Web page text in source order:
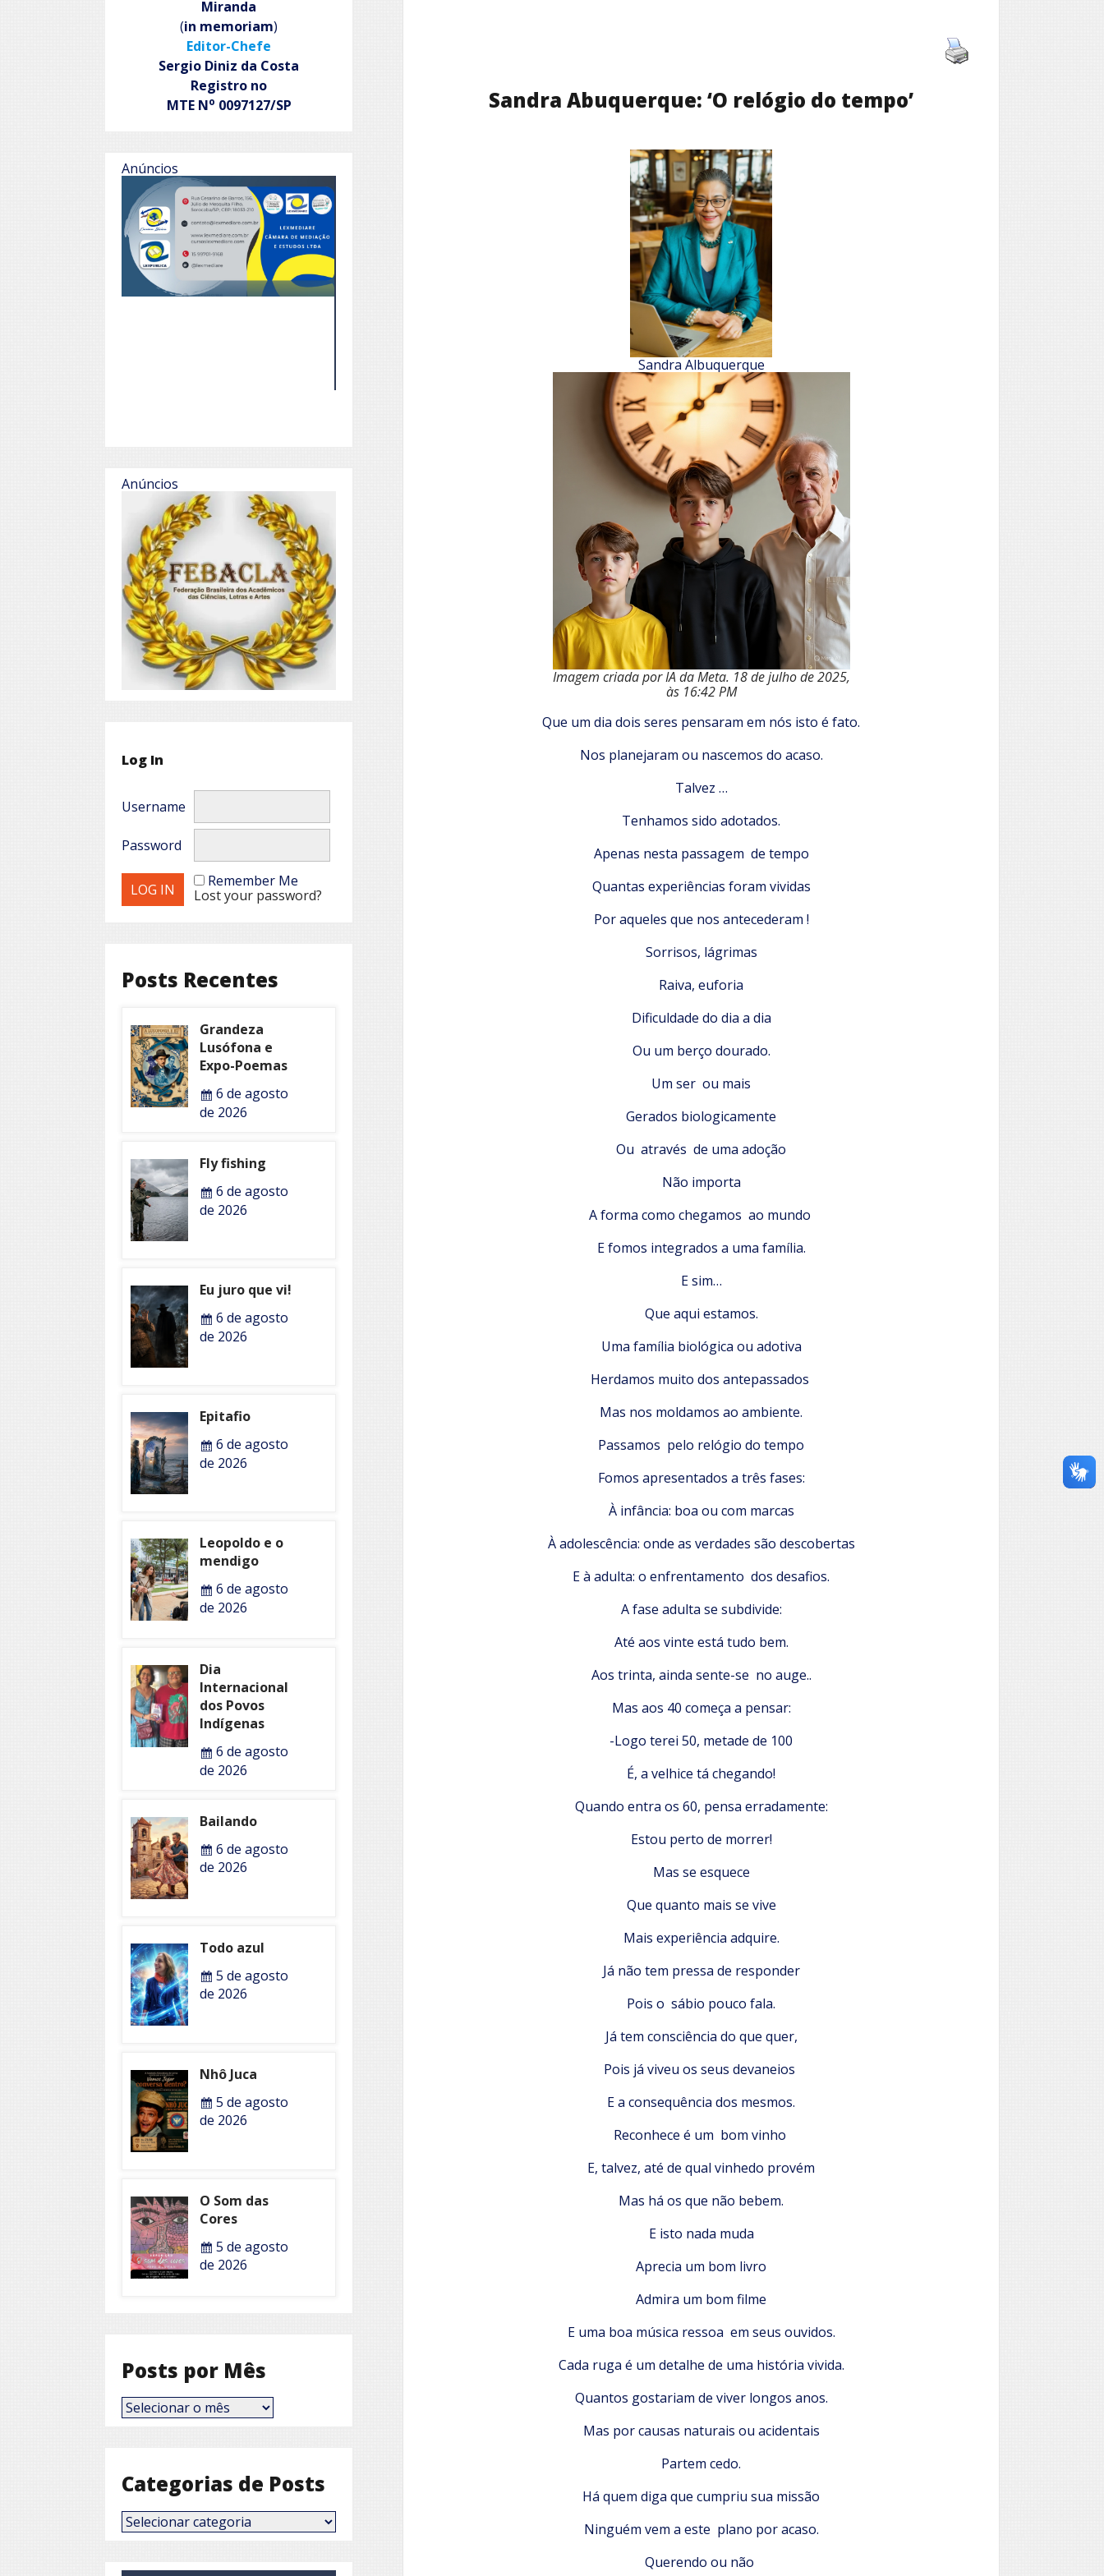
Sandra Abuquerque: ‘O relógio do tempo’
Sandra Albuquerque
Imagem criada por IA da Meta. 18 de julho de 2025,
às 16:42 PM
Que um dia dois seres pensaram em nós isto é fato.
Nos planejaram ou nascemos do acaso.
Talvez …
Tenhamos sido adotados.
Apenas nesta passagem de tempo
Quantas experiências foram vividas
Por aqueles que nos antecederam !
Sorrisos, lágrimas
Raiva, euforia
Dificuldade do dia a dia
Ou um berço dourado.
Um ser ou mais
Gerados biologicamente
Ou através de uma adoção
Não importa
A forma como chegamos ao mundo
E fomos integrados a uma família.
E sim…
Que aqui estamos.
Uma família biológica ou adotiva
Herdamos muito dos antepassados
Mas nos moldamos ao ambiente.
Passamos pelo relógio do tempo
Fomos apresentados a três fases:
À infância: boa ou com marcas
À adolescência: onde as verdades são descobertas
E à adulta: o enfrentamento dos desafios.
A fase adulta se subdivide:
Até aos vinte está tudo bem.
Aos trinta, ainda sente-se no auge..
Mas aos 40 começa a pensar:
-Logo terei 50, metade de 100
É, a velhice tá chegando!
Quando entra os 60, pensa erradamente:
Estou perto de morrer!
Mas se esquece
Que quanto mais se vive
Mais experiência adquire.
Já não tem pressa de responder
Pois o sábio pouco fala.
Já tem consciência do que quer,
Pois já viveu os seus devaneios
E a consequência dos mesmos.
Reconhece é um bom vinho
E, talvez, até de qual vinhedo provém
Mas há os que não bebem.
E isto nada muda
Aprecia um bom livro
Admira um bom filme
E uma boa música ressoa em seus ouvidos.
Cada ruga é um detalhe de uma história vivida.
Quantos gostariam de viver longos anos.
Mas por causas naturais ou acidentais
Partem cedo.
Há quem diga que cumpriu sua missão
Ninguém vem a este plano por acaso.
Querendo ou não
Miranda
(in memoriam)
Editor-Chefe
Sergio Diniz da Costa
Registro no
MTE No 0097127/SP
Anúncios
Anúncios
Log In
Username
Password
Remember Me
Lost your password?
Posts Recentes
Grandeza
Lusófona e
Expo-Poemas
6 de agosto
de 2026
Fly fishing
6 de agosto
de 2026
Eu juro que vi!
6 de agosto
de 2026
Epitafio
6 de agosto
de 2026
Leopoldo e o
mendigo
6 de agosto
de 2026
Dia
Internacional
dos Povos
Indígenas
6 de agosto
de 2026
Bailando
6 de agosto
de 2026
Todo azul
5 de agosto
de 2026
Nhô Juca
5 de agosto
de 2026
O Som das
Cores
5 de agosto
de 2026
Posts por Mês
Posts
por
Categorias de Posts
Categorias
de